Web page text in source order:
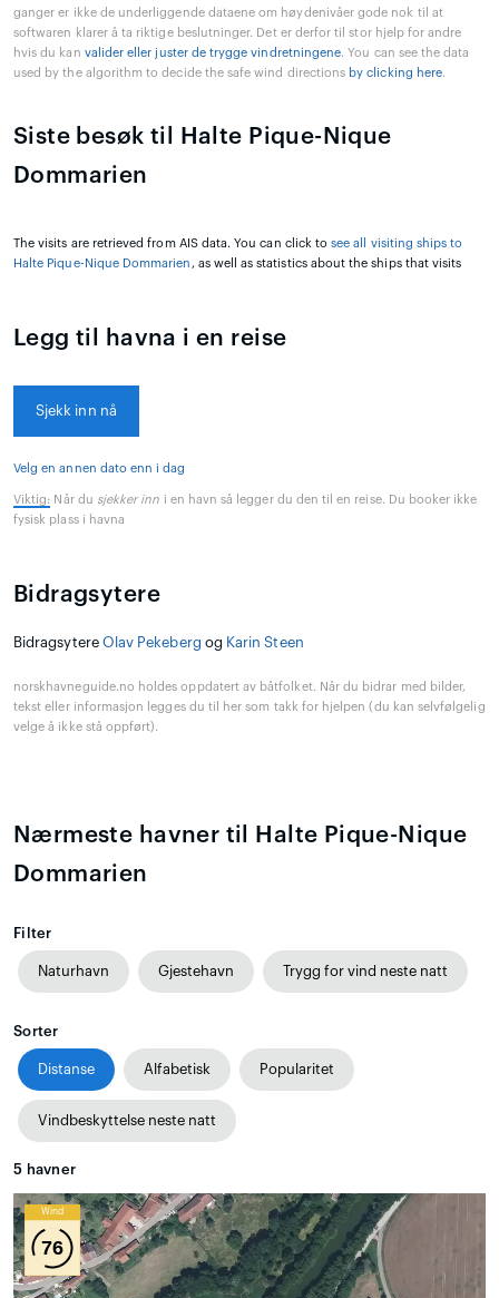
ganger er ikke de underliggende dataene om høydenivåer gode nok til at
softwaren klarer å ta riktige beslutninger. Det er derfor til stor hjelp for andre
hvis du kan valider eller juster de trygge vindretningene. You can see the data
used by the algorithm to decide the safe wind directions by clicking here.
Siste besøk til Halte Pique-Nique
Dommarien
The visits are retrieved from AIS data. You can click tosee all visiting ships to
Halte Pique-Nique Dommarien, as well as statistics about the ships that visits
Legg til havna i en reise
Sjekk inn nå
Velg en annen dato enn i dag
Viktig: Når du sjekker inn i en havn så legger du den til en reise. Du booker ikke
fysisk plass i havna
Bidragsytere
Bidragsytere Olav Pekeberg og Karin Steen
norskhavneguide.no holdes oppdatert av båtfolket. Når du bidrar med bilder,
tekst eller informasjon legges du til her som takk for hjelpen (du kan selvfølgelig
velge å ikke stå oppført).
Nærmeste havner til Halte Pique-Nique
Dommarien
Filter
Naturhavn Gjestehavn Trygg for vind neste natt
Sorter
Distanse Alfabetisk Popularitet
Vindbeskyttelse neste natt
5 havner
Wind
76